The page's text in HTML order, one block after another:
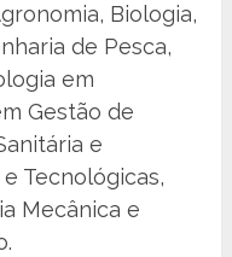
Biologia,
de Pesca,
em
Gestão de
e
Tecnológicas,
Mecânica e